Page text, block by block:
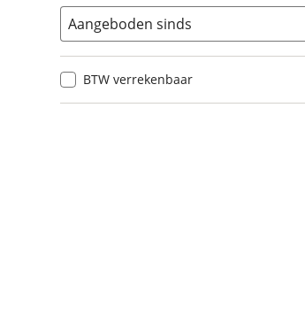
Aangeboden sinds
BTW verrekenbaar